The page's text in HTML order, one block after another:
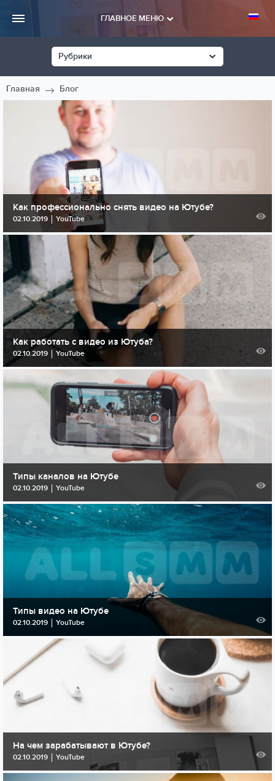
ГЛАВНОЕ МЕНЮ
Рубрики
Главная Блог
Как профессионально снять видео на Ютубе?
02.10.2019 YouTube
Как работать с видео из Ютуба?
02.10.2019 YouTube
Типы каналов на Ютубе
02.10.2019 YouTube
Типы видео на Ютубе
02.10.2019 YouTube
На чем зарабатывают в Ютубе?
02.10.2019 YouTube